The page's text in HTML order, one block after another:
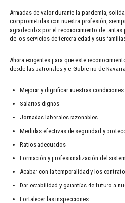
Armadas de valor durante la pandemia,
comprometidas con nuestra profesión,
agradecidas por el reconocimiento de
de los servicios de tercera edad y sus
Ahora exigentes para que este
desde las patronales y el Gobierno de
Mejorar y dignificar nuestras
Salarios dignos
Jornadas laborales razonables
Medidas efectivas de seguridad y
Ratios adecuados
Formación y profesionalización del
Acabar con la temporalidad y los
Dar estabilidad y garantías de futuro a
Fortalecer las inspecciones